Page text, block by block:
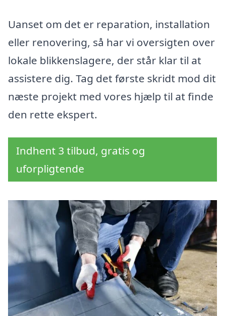
Uanset om det er reparation, installation
eller renovering, så har vi oversigten over
lokale blikkenslagere, der står klar til at
assistere dig. Tag det første skridt mod dit
næste projekt med vores hjælp til at finde
den rette ekspert.
Indhent 3 tilbud, gratis og
uforpligtende